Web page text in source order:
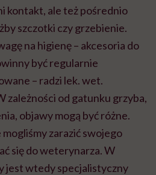
kontakt, ale też pośrednio
szczotki czy grzebienie.
na higienę – akcesoria do
być regularnie
– radzi lek. wet.
zależności od gatunku grzyba,
objawy mogą być różne.
zarazić swojego
się do weterynarza. W
jest wtedy specjalistyczny